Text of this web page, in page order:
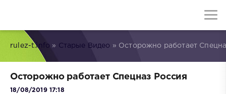
rulez-t.info » Старые Видео » Осторожно работает
Осторожно работает Спецназ Россия
18/08/2019 17:18